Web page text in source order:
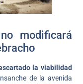
modificará
la viabilidad
de la avenida